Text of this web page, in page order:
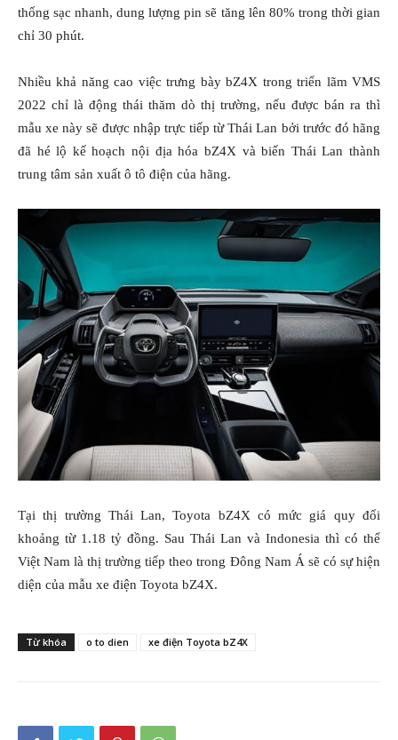
thống sạc nhanh, dung lượng pin sẽ tăng lên 80% trong thời gian
chỉ 30 phút.
Nhiều khả năng cao việc trưng bày bZ4X trong triển lãm VMS
2022 chỉ là động thái thăm dò thị trường, nếu được bán ra thì
mẫu xe này sẽ được nhập trực tiếp từ Thái Lan bởi trước đó hãng
đã hé lộ kế hoạch nội địa hóa bZ4X và biến Thái Lan thành
trung tâm sản xuất ô tô điện của hãng.
Tại thị trường Thái Lan, Toyota bZ4X có mức giá quy đổi
khoảng từ 1.18 tỷ đồng. Sau Thái Lan và Indonesia thì có thể
Việt Nam là thị trường tiếp theo trong Đông Nam Á sẽ có sự hiện
diện của mẫu xe điện Toyota bZ4X.
Từ khóa o to dien xe điện Toyota bZ4X